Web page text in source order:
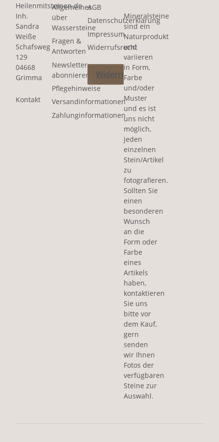
Heilenmitsteinen.de
Inh.
Sandra
Weiße
Schafsweg
129
04668
Grimma
Kontakt
Allgemeines
über
Wassersteine
Fragen &
Antworten
Newsletter
abonnieren
Pflegehinweise
Versandinformationen
Zahlunginformationen
AGB
Datenschutzerklärung
Impressum
Widerrufsrecht
Widerruf
Mineralsteine
sind ein
Naturprodukt
und
variieren
in Form,
Farbe
und/oder
Muster
und es ist
uns nicht
möglich,
jeden
einzelnen
Stein/Artikel
zu
fotografieren.
Sollten Sie
einen
besonderen
Wunsch
an die
Form oder
Farbe
eines
Artikels
haben,
kontaktieren
Sie uns
bitte vor
dem Kauf,
gern
senden
wir Ihnen
Fotos der
verfügbaren
Steine zur
Auswahl.